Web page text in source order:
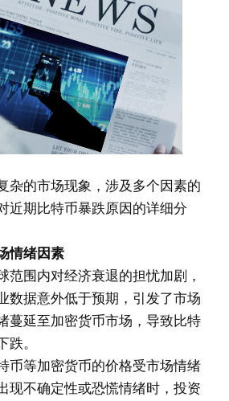
杂的市场现象，涉及多个因素的
近期比特币暴跌原因的详细分
情绪因素
范围内对经济衰退的担忧加剧，
数据意外低于预期，引发了市场
蔓延至加密货币市场，导致比特
。
币等加密货币的价格受市场情绪
现不确定性或恐慌情绪时，投资